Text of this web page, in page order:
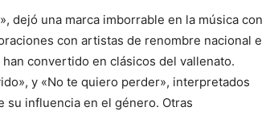
dejó una marca imborrable en la música con
con artistas de renombre nacional e
convertido en clásicos del vallenato.
y «No te quiero perder», interpretados
su influencia en el género. Otras